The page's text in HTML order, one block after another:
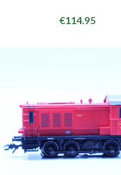
€114.95